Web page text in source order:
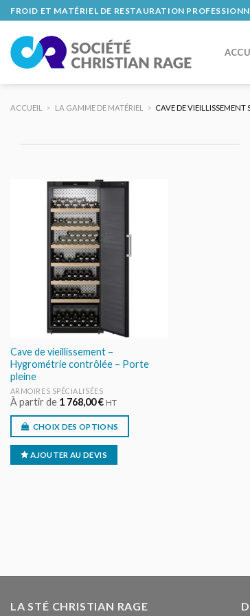
Skip
to
content
FROID ET MATÉRIEL DE RESTAURATION
ACCUEIL > LA GAMME DE MATÉRIEL > CAVE DE VIEILLISSEMENT
Cave de vieillissement –
Hygrométrie contrôlée – Porte
pleine
ARMOIRES SPÉCIALISÉES
À partir de 1 768,00€ HT
CHOIX DES OPTIONS
AJOUTER AU DEVIS
LA STÉ CHRISTIAN RAGE